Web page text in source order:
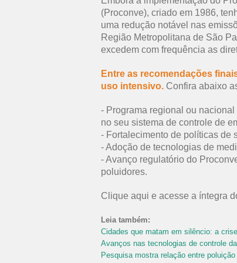
(Proconve), criado em 1986,
uma redução notável nas
Região Metropolitana de São
excedem com frequência as
Entre as recomendações
uso intensivo. Confira abaixo
- Programa regional ou
no seu sistema de controle de
- Fortalecimento de políticas de
- Adoção de tecnologias de
- Avanço regulatório do
poluidores.
Clique aqui e acesse a íntegra
Leia também:
Cidades que matam em silêncio: a
Avanços nas tecnologias de controle
Pesquisa mostra relação entre